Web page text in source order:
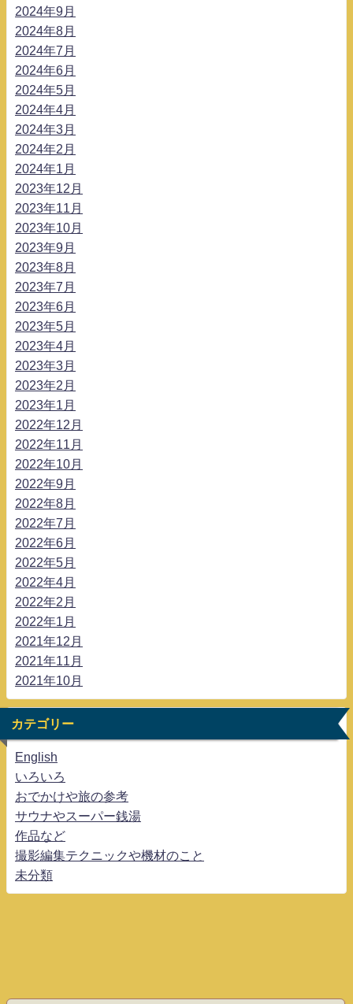
2024年9月
2024年8月
2024年7月
2024年6月
2024年5月
2024年4月
2024年3月
2024年2月
2024年1月
2023年12月
2023年11月
2023年10月
2023年9月
2023年8月
2023年7月
2023年6月
2023年5月
2023年4月
2023年3月
2023年2月
2023年1月
2022年12月
2022年11月
2022年10月
2022年9月
2022年8月
2022年7月
2022年6月
2022年5月
2022年4月
2022年2月
2022年1月
2021年12月
2021年11月
2021年10月
カテゴリー
English
いろいろ
おでかけや旅の参考
サウナやスーパー銭湯
作品など
撮影編集テクニックや機材のこと
未分類